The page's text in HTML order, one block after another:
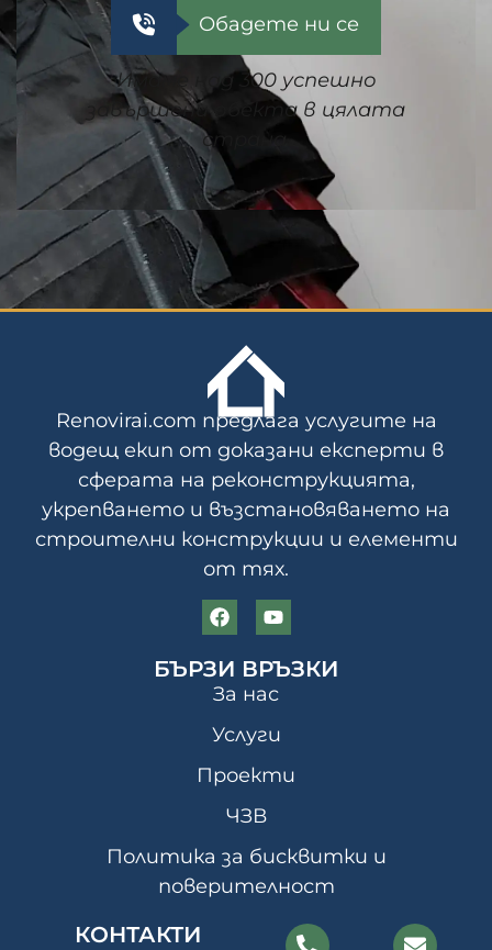
Обадете ни се
Имаме над 300 успешно
завършени обекта в цялата
страна.
Renovirai.com предлага услугите на
водещ екип от доказани експерти в
сферата на реконструкцията,
укрепването и възстановяването на
строителни конструкции и елементи
от тях.
БЪРЗИ ВРЪЗКИ
За нас
Услуги
Проекти
ЧЗВ
Политика за бисквитки и
поверителност
КОНТАКТИ